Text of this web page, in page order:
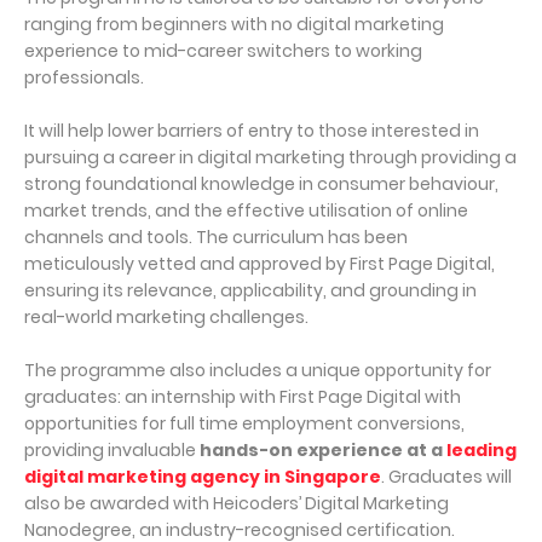
ranging from beginners with no digital marketing
experience to mid-career switchers to working
professionals.
It will help lower barriers of entry to those interested in
pursuing a career in digital marketing through providing a
strong foundational knowledge in consumer behaviour,
market trends, and the effective utilisation of online
channels and tools. The curriculum has been
meticulously vetted and approved by First Page Digital,
ensuring its relevance, applicability, and grounding in
real-world marketing challenges.
The programme also includes a unique opportunity for
graduates: an internship with First Page Digital with
opportunities for full time employment conversions,
providing invaluable hands-on experience at a leading
digital marketing agency in Singapore. Graduates will
also be awarded with Heicoders’ Digital Marketing
Nanodegree, an industry-recognised certification.